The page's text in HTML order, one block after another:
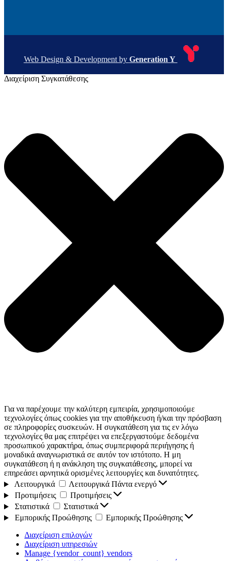
Web Design & Development by Generation Y
Διαχείριση Συγκατάθεσης
Για να παρέχουμε την καλύτερη εμπειρία, χρησιμοποιούμε
τεχνολογίες όπως cookies για την αποθήκευση ή/και την πρόσβαση
σε πληροφορίες συσκευών. Η συγκατάθεση για τις εν λόγω
τεχνολογίες θα μας επιτρέψει να επεξεργαστούμε δεδομένα
προσωπικού χαρακτήρα, όπως συμπεριφορά περιήγησης ή
μοναδικά αναγνωριστικά σε αυτόν τον ιστότοπο. Η μη
συγκατάθεση ή η ανάκληση της συγκατάθεσης, μπορεί να
επηρεάσει αρνητικά ορισμένες λειτουργίες και δυνατότητες.
Λειτουργικά
Λειτουργικά Πάντα ενεργό
Προτιμήσεις
Προτιμήσεις
Στατιστικά
Στατιστικά
Εμπορικής Προώθησης
Εμπορικής Προώθησης
Διαχείριση επιλογών
Διαχείριση υπηρεσιών
Manage {vendor_count} vendors